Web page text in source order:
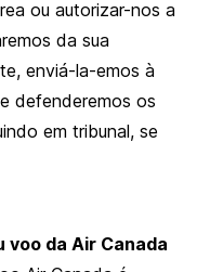
ou autorizar-nos a
da sua
enviá-la-emos à
defenderemos os
em tribunal, se
da Air Canada